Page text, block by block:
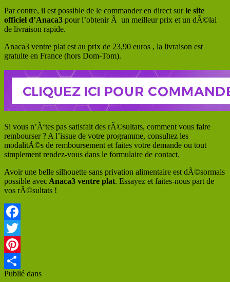
Par contre, il est possible de le commander en direct surle site
officiel d’Anaca3 pour l’obtenir Ã un meilleur prix et un dÃ©lai
de livraison rapide.
Anaca3 ventre plat est au prix de 23,90 euros , la livraison est
gratuite en France (hors Dom-Tom).
Si vous n’Ãªtes pas satisfait des rÃ©sultats, comment vous faire
rembourser ? A l’issue de votre programme, consultez les
modalitÃ©s de remboursement et faites votre demande ou tout
simplement rendez-vous dans le formulaire de contact.
Avoir une belle silhouette sans privation alimentaire est dÃ©sormais
possible avec Anaca3 ventre plat. Essayez et faites-nous part de
vos rÃ©sultats !
Facebook
Twitter
Pinterest
Partager
Publié dans